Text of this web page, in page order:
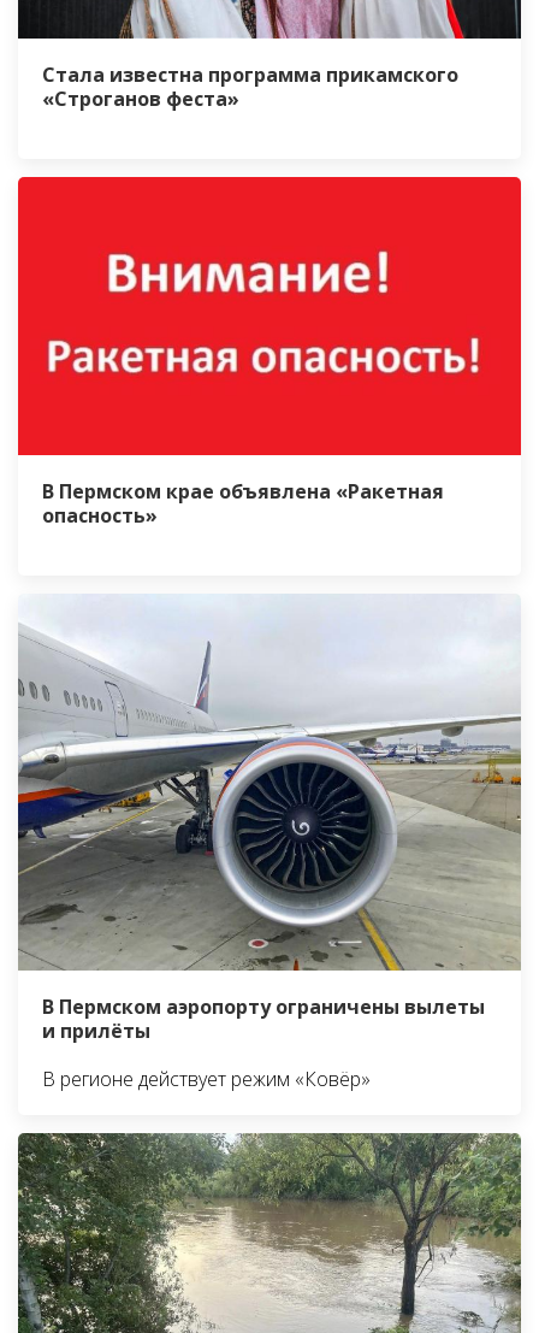
Стала известна программа прикамского
«Строганов феста»
В Пермском крае объявлена «Ракетная
опасность»
В Пермском аэропорту ограничены вылеты
и прилёты
В регионе действует режим «Ковёр»